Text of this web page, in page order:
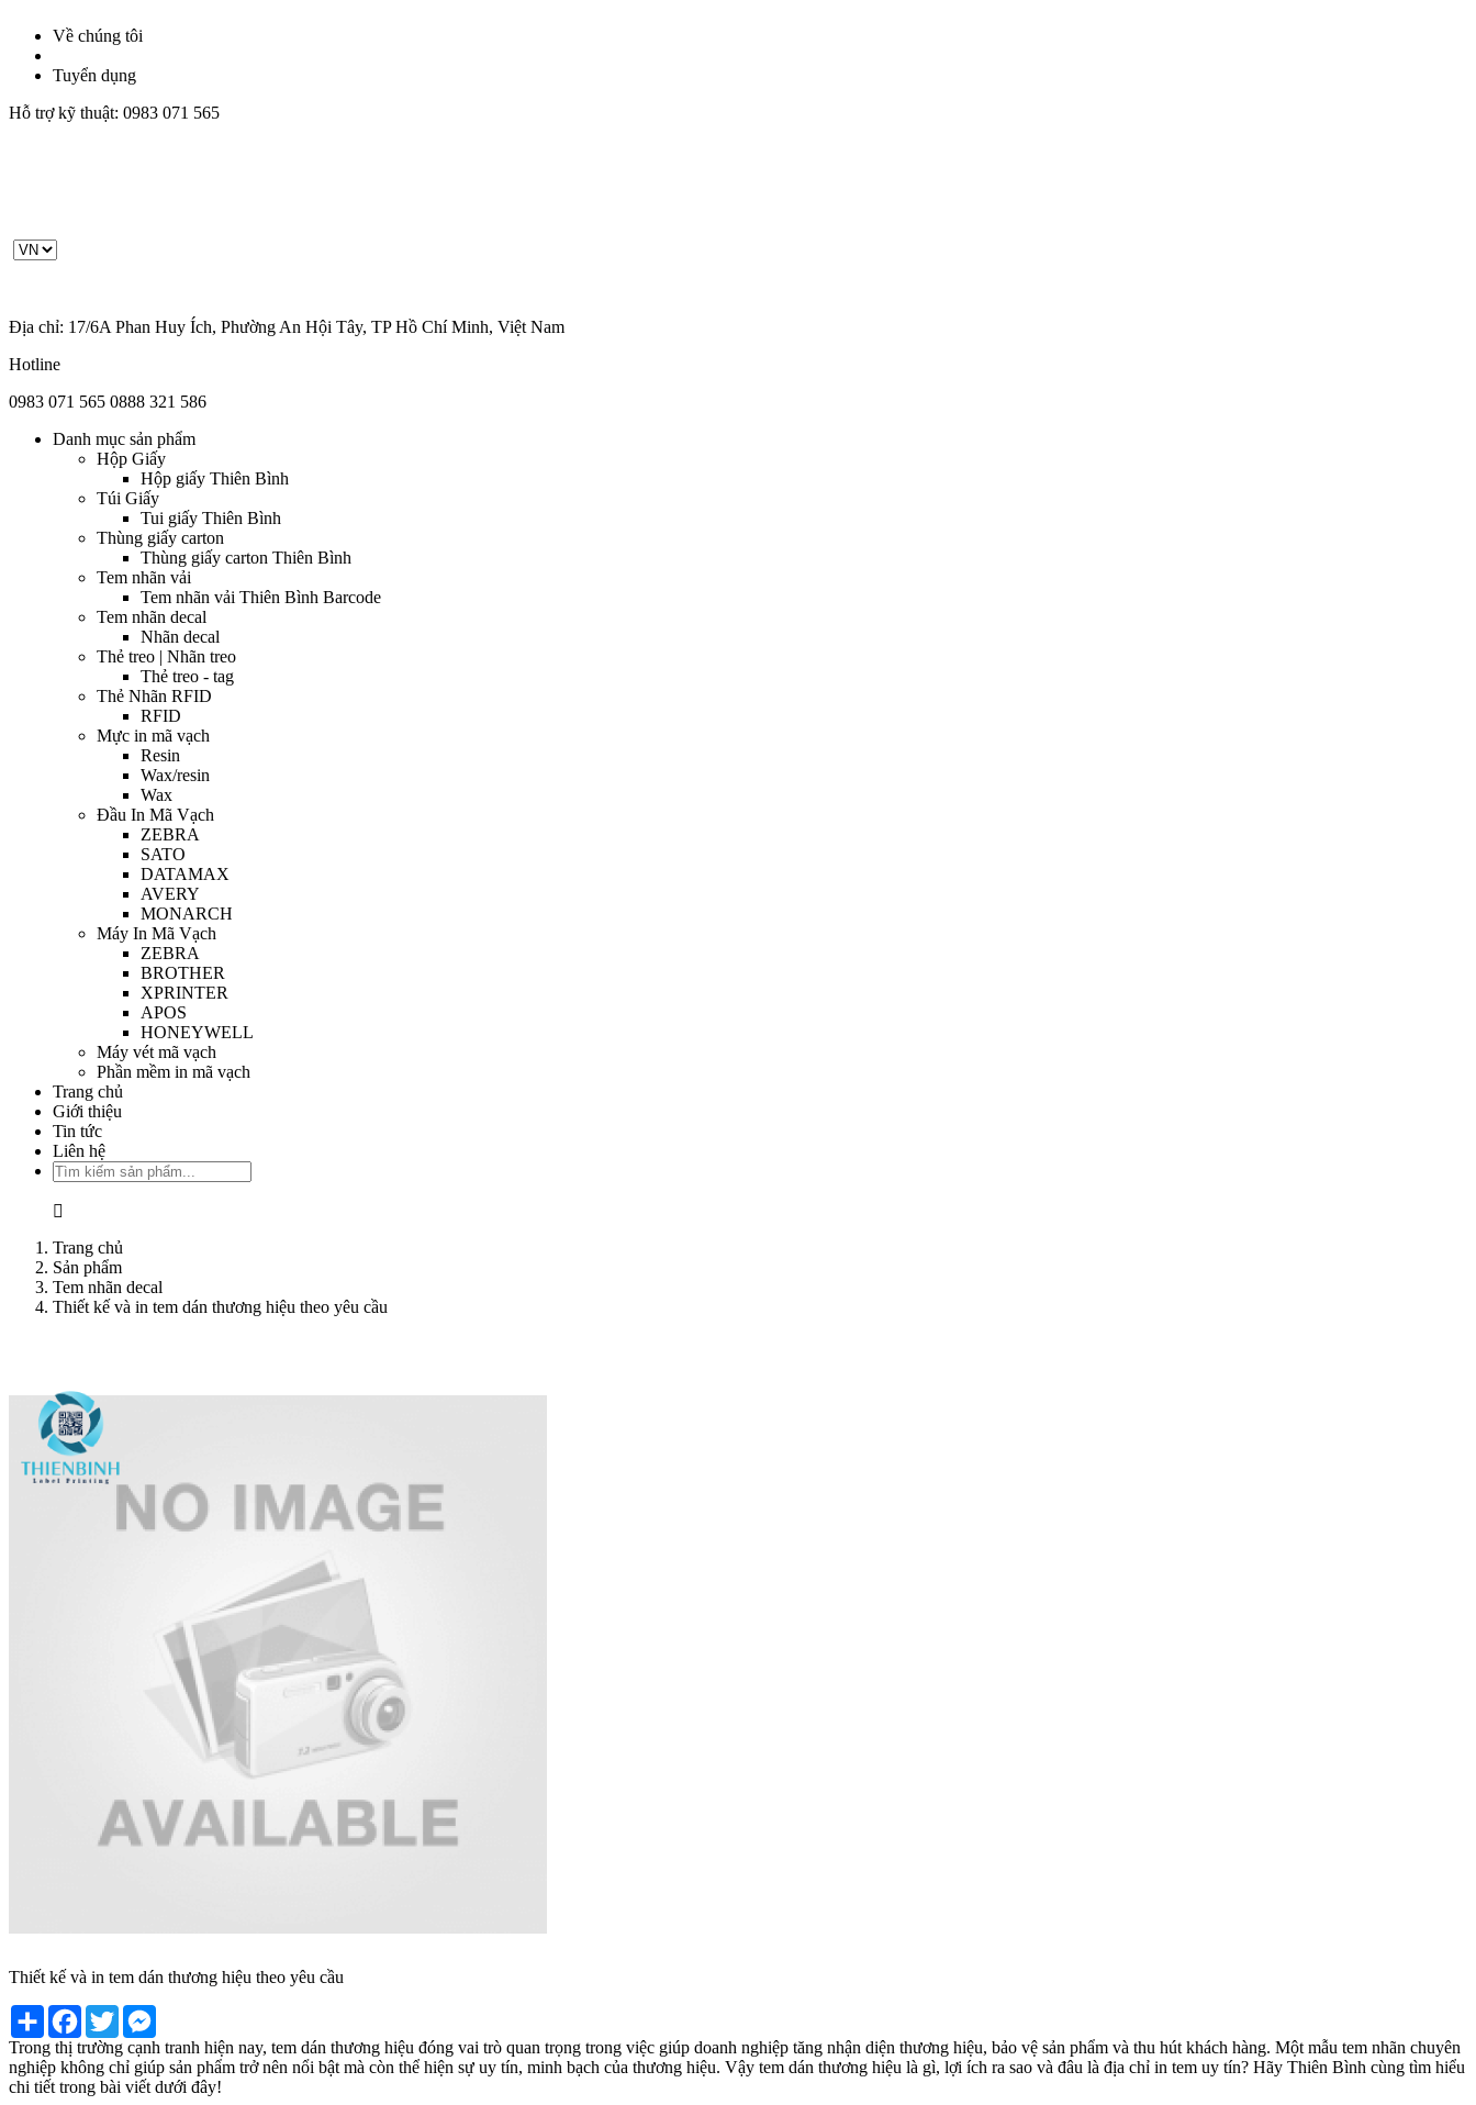
Về chúng tôi
Tuyển dụng
Hỗ trợ kỹ thuật: 0983 071 565
Địa chỉ: 17/6A Phan Huy Ích, Phường An Hội Tây, TP Hồ Chí Minh, Việt Nam
Hotline
0983 071 565 0888 321 586
Danh mục sản phẩm
Hộp Giấy
Hộp giấy Thiên Bình
Túi Giấy
Tui giấy Thiên Bình
Thùng giấy carton
Thùng giấy carton Thiên Bình
Tem nhãn vải
Tem nhãn vải Thiên Bình Barcode
Tem nhãn decal
Nhãn decal
Thẻ treo | Nhãn treo
Thẻ treo - tag
Thẻ Nhãn RFID
RFID
Mực in mã vạch
Resin
Wax/resin
Wax
Đầu In Mã Vạch
ZEBRA
SATO
DATAMAX
AVERY
MONARCH
Máy In Mã Vạch
ZEBRA
BROTHER
XPRINTER
APOS
HONEYWELL
Máy vét mã vạch
Phần mềm in mã vạch
Trang chủ
Giới thiệu
Tin tức
Liên hệ
Trang chủ
Sản phẩm
Tem nhãn decal
Thiết kế và in tem dán thương hiệu theo yêu cầu
Thiết kế và in tem dán thương hiệu theo yêu cầu
Share Facebook
Twitter
Trong thị trường cạnh tranh hiện nay, tem dán thương hiệu đóng vai trò quan trọng trong việc giúp doanh nghiệp tăng nhận diện thương hiệu, bảo vệ sản phẩm và thu hút khách hàng. Một mẫu tem nhãn chuyên
nghiệp không chỉ giúp sản phẩm trở nên nổi bật mà còn thể hiện sự uy tín, minh bạch của thương hiệu. Vậy tem dán thương hiệu là gì, lợi ích ra sao và đâu là địa chỉ in tem uy tín? Hãy Thiên Bình cùng tìm hiểu
chi tiết trong bài viết dưới đây!